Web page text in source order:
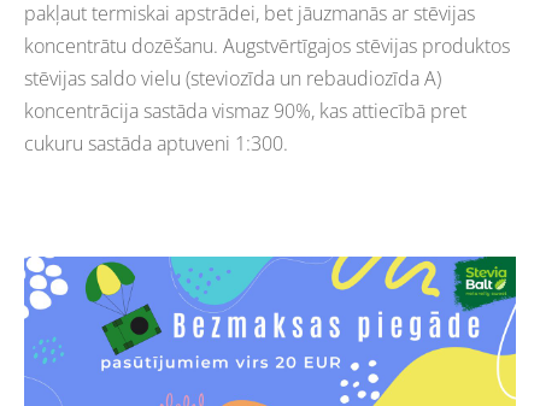
pakļaut termiskai apstrādei, bet jāuzmanās ar stēvijas
koncentrātu dozēšanu. Augstvērtīgajos stēvijas produktos
stēvijas saldo vielu (steviozīda un rebaudiozīda A)
koncentrācija sastāda vismaz 90%, kas attiecībā pret
cukuru sastāda aptuveni 1:300.